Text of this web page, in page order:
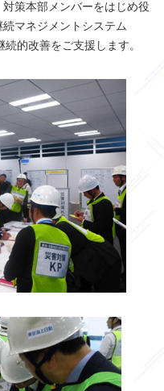
策本部メンバーをはじめ役
マネジメントシステム
的改善をご支援します。